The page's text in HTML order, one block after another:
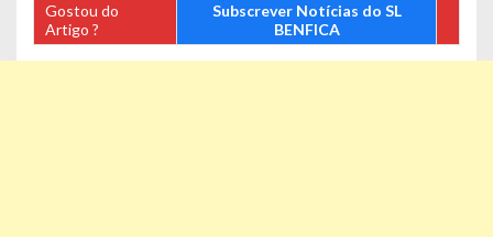
Gostou do
Artigo ?
Subscrever Notícias do SL
BENFICA